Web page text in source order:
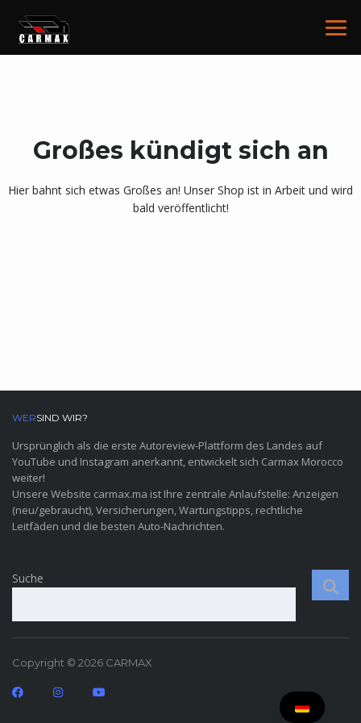
Großes kündigt sich an
Hier bahnt sich etwas Großes an! Unser Shop ist in Arbeit und wird
bald veröffentlicht!
WERSIND WIR?
Ursprünglich als die erste Autoreview-Plattform des Landes auf
YouTube und Instagram anerkannt, entwickelt sich Carmax Morocco
weiter!
Unsere Website carmax.ma ist Ihre zentrale Anlaufstelle: Anzeigen
(neu/gebraucht), Versicherungen, Wartungstipps, rechtliche
Leitfäden und die besten Auto-Nachrichten.
Suche
Copyright © 2026 CARMAX